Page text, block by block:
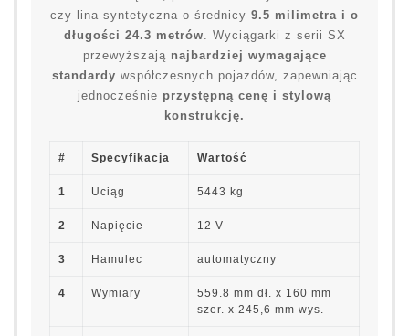
czy lina syntetyczna o średnicy 9.5 milimetra i o
długości 24.3 metrów. Wyciągarki z serii SX
przewyższająnajbardziej wymagające
standardy współczesnych pojazdów, zapewniając
jednocześnie przystępną cenę i stylową
konstrukcję.
# Specyfikacja Wartość
1 Uciąg 5443 kg
2 Napięcie 12 V
3 Hamulec automatyczny
4 Wymiary
559.8 mm dł. x 160 mm
szer. x 245,6 mm wys.